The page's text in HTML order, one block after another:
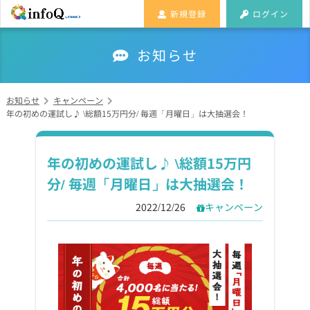
新規登録 ログイン
お知らせ
お知らせ
キャンペーン
年の初めの運試し♪ \総額15万円分/ 毎週「月曜日」は大抽選会！
年の初めの運試し♪ \総額15万円
分/ 毎週「月曜日」は大抽選会！
2022/12/26 キャンペーン